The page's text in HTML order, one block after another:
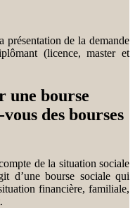
présentation de la demande
(licence, master et
une bourse
des bourses
de la situation sociale
d’une bourse sociale qui
financière, familiale,